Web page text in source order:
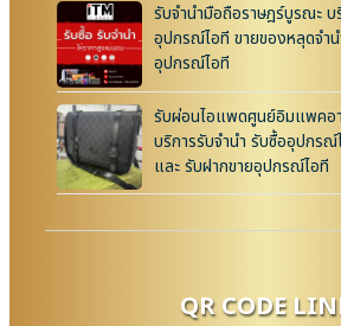
รับจำนำมือถือราษฎร์บูรณะ บ
อุปกรณ์ไอที ขายของหลุดจำ
อุปกรณ์ไอที
รับผ่อนไอแพดศูนย์อิมแพคอ
บริการรับจำนำ รับซื้ออุปกร
และ รับฝากขายอุปกรณ์ไอที
QR CODE